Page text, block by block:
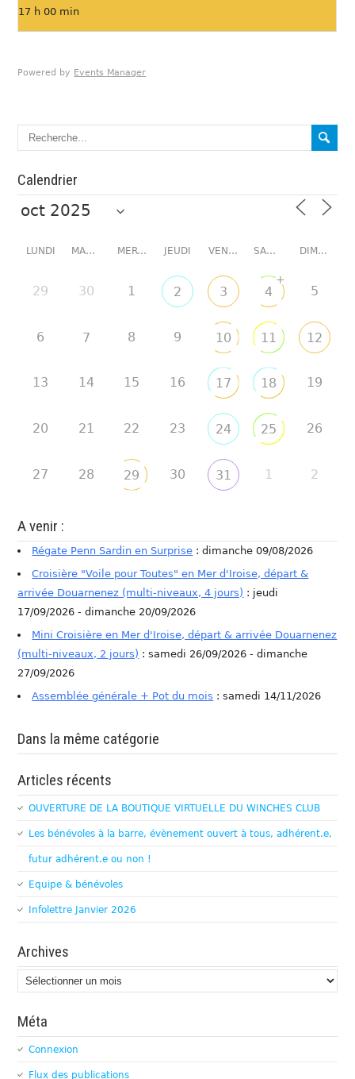
17 h 00 min
Powered by Events Manager
Calendrier
LUNDI MARDI MERCREDI JEUDI VENDREDI SAMEDI DIMANCHE
29 30 1 2 3 4
+
5
6 7 8 9 10 11 12
13 14 15 16 17 18 19
20 21 22 23 24 25 26
27 28 29 30 31 1 2
A venir :
Régate Penn Sardin en Surprise : dimanche 09/08/2026
Croisière "Voile pour Toutes" en Mer d'Iroise, départ &
arrivée Douarnenez (multi-niveaux, 4 jours) : jeudi
17/09/2026 - dimanche 20/09/2026
Mini Croisière en Mer d'Iroise, départ & arrivée Douarnenez
(multi-niveaux, 2 jours) : samedi 26/09/2026 - dimanche
27/09/2026
Assemblée générale + Pot du mois : samedi 14/11/2026
Dans la même catégorie
Articles récents
OUVERTURE DE LA BOUTIQUE VIRTUELLE DU WINCHES CLUB
Les bénévoles à la barre, évènement ouvert à tous, adhérent.e,
futur adhérent.e ou non !
Equipe & bénévoles
Infolettre Janvier 2026
Archives
Archives
Méta
Connexion
Flux des publications